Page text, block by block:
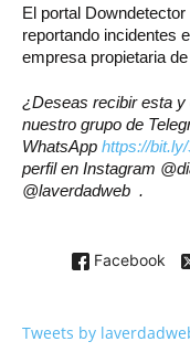
El portal
reportando incidentes
empresa propietaria
¿Deseas recibir esta y
nuestro grupo de
WhatsApp https://
perfil en Instagram
@laverdadweb .
Facebook
Tweets by